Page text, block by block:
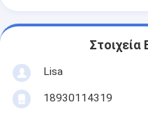
Στοιχεία
Lisa
18930114319